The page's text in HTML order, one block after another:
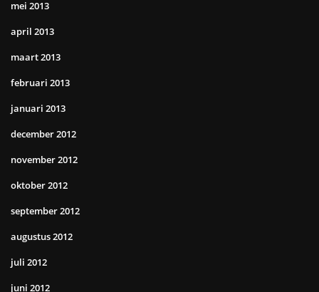
mei 2013
april 2013
maart 2013
februari 2013
januari 2013
december 2012
november 2012
oktober 2012
september 2012
augustus 2012
juli 2012
juni 2012